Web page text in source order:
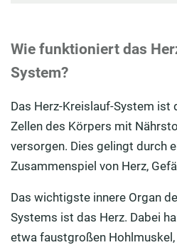
Wie funktioniert das
System?
Das Herz-Kreislauf-System ist
Zellen des Körpers mit
versorgen. Dies gelingt durch
Zusammenspiel von Herz,
Das wichtigste innere Organ
Systems ist das Herz. Dabei
etwa faustgroßen